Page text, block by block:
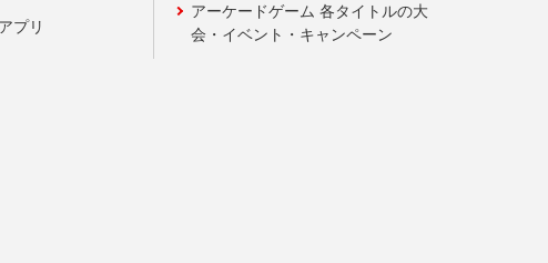
プリ
アーケードゲーム 各タイトルの大
会・イベント・キャンペーン